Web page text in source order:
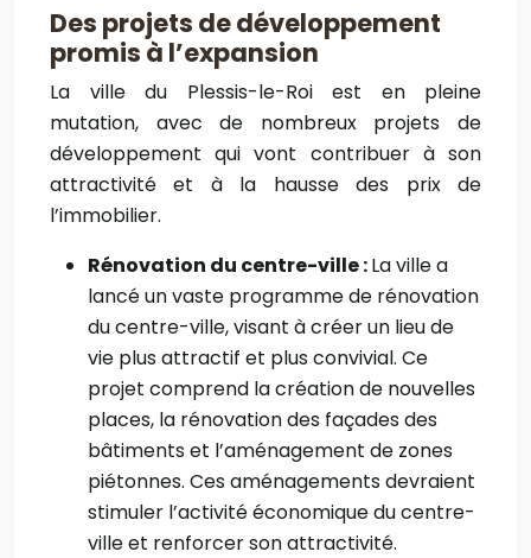
Des projets de développement
promis à l’expansion
La ville du Plessis-le-Roi est en pleine
mutation, avec de nombreux projets de
développement qui vont contribuer à son
attractivité et à la hausse des prix de
l’immobilier.
Rénovation du centre-ville :La ville a
lancé un vaste programme de rénovation
du centre-ville, visant à créer un lieu de
vie plus attractif et plus convivial. Ce
projet comprend la création de nouvelles
places, la rénovation des façades des
bâtiments et l’aménagement de zones
piétonnes. Ces aménagements devraient
stimuler l’activité économique du centre-
ville et renforcer son attractivité.